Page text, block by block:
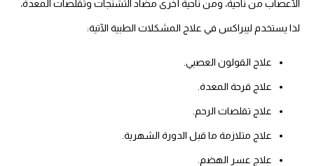
الأعصاب من ناحية، ومن ناحية أخرى مضاد التشنجات وتقلصات المعدة،
لذا يستخدم ليبراكس في علاج المشكلات الطبية الآتية:
علاج القولون العصبي.
علاج قرحة المعدة.
علاج تقلصات الرحم.
علاج متلازمة ما قبل الدورة الشهرية.
علاج عسر الهضم.